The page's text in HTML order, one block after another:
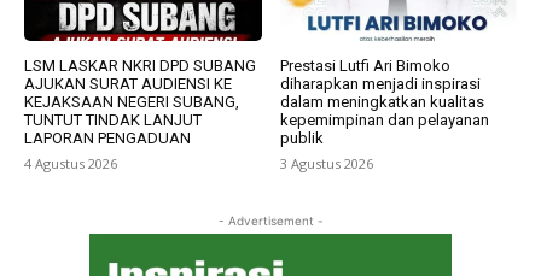
LSM LASKAR NKRI DPD SUBANG
AJUKAN SURAT AUDIENSI KE
KEJAKSAAN NEGERI SUBANG,
TUNTUT TINDAK LANJUT
LAPORAN PENGADUAN
4 Agustus 2026
Prestasi Lutfi Ari Bimoko
diharapkan menjadi inspirasi
dalam meningkatkan kualitas
kepemimpinan dan pelayanan
publik
3 Agustus 2026
- Advertisement -